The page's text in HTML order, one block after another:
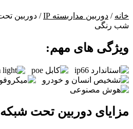
خانه / دوربین مداربسته IP
شب رنگی
ویژگی های مهم:
مزایای دوربین تحت شبکه 560IP-S5-N3